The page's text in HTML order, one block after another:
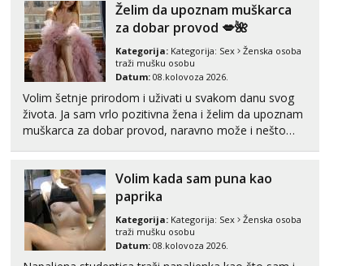
Tel: 064/677-677 - Kod: #123
tel:0,93€ - mob:1,12€ min
Anđela
Čekam tvoj poziv!
Tel:064/677-677 - Kod: #142
tel:0,93€ - mob:1,12€ min
štikle, samostojeće itd. Nudim svakakva videa seksa,
puš...
Želim da upoznam muškarca
za dobar provod 💋🌺
Kategorija: Kategorija: Sex
Ženska osoba
traži mušku osobu
Datum: 08.kolovoza 2026.
Volim šetnje prirodom i uživati u svakom danu svog
života. Ja sam vrlo pozitivna žena i želim da upoznam
muškarca za dobar provod, naravno može i nešto
Volim kada sam puna kao
paprika
Kategorija: Kategorija: Sex
Ženska osoba
traži mušku osobu
Datum: 08.kolovoza 2026.